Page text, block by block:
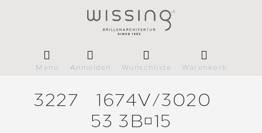
Menü Anmelden Wunschliste Warenkorb
3227 1674V/3020
53 3B15